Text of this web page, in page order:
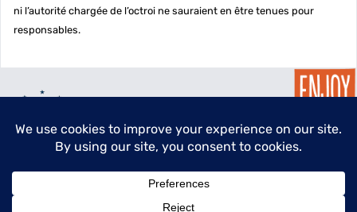
ni l’autorité chargée de l’octroi ne sauraient en être tenues pour
responsables.